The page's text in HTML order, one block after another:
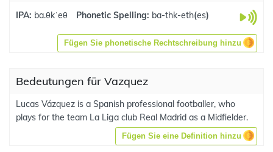
IPA: ba.θkˈeθ Phonetic Spelling: ba-thk-eth(es)
Fügen Sie phonetische Rechtschreibung hinzu
Bedeutungen für Vazquez
Lucas Vázquez is a Spanish professional footballer, who
plays for the team La Liga club Real Madrid as a Midfielder.
Fügen Sie eine Definition hinzu